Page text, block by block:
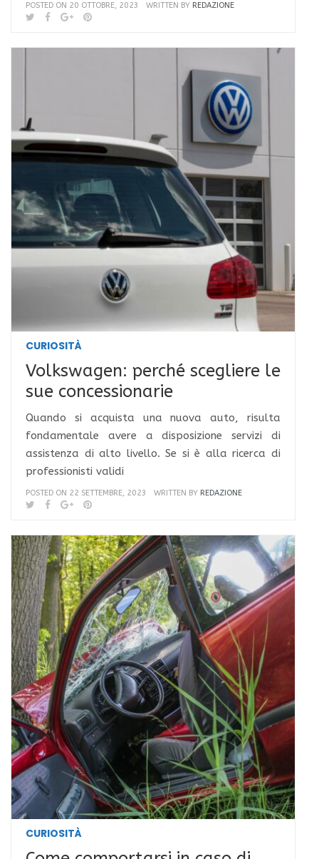
POSTED ON 20 OTTOBRE, 2023 WRITTEN BY REDAZIONE
CURIOSITÀ
Volkswagen: perché scegliere le
sue concessionarie
Quando si acquista una nuova auto, risulta
fondamentale avere a disposizione servizi di
assistenza di alto livello. Se si è alla ricerca di
professionisti validi
POSTED ON 22 SETTEMBRE, 2023 WRITTEN BY REDAZIONE
CURIOSITÀ